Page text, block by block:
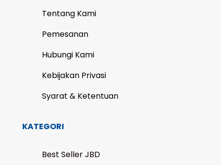
Tentang Kami
Pemesanan
Hubungi Kami
Kebijakan Privasi
Syarat & Ketentuan
KATEGORI
Best Seller JBD